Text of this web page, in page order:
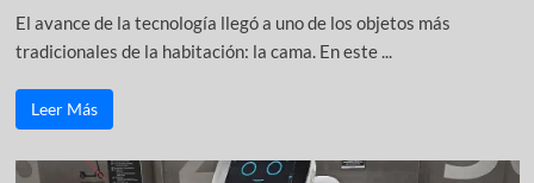
El avance de la tecnología llegó a uno de los objetos más
tradicionales de la habitación: la cama. En este ...
Leer Más